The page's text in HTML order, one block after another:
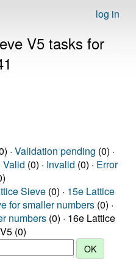
log in
V5 tasks for
· Validation pending (0) ·
Valid (0) · Invalid (0) · Error
Sieve (0) · 15e Lattice
for smaller numbers (0) ·
numbers (0) · 16e Lattice
(0)